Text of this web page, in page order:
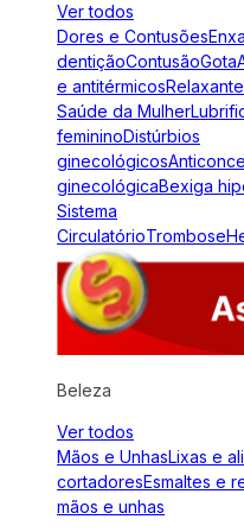
Ver todos
Dores e Contusões
dentiçãoContusãoGota
e antitérmicos
Saúde da Mulher
femininoDistúrbios
ginecológicos
ginecológicaBexiga
Sistema
CirculatórioTrombose
Beleza
Ver todos
Mãos e UnhasLixas e
cortadoresEsmaltes e
mãos e unhas